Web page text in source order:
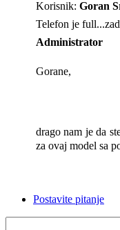
Korisnik: Goran
Telefon je
Administrator
Gorane,
drago nam je da
za ovaj model sa
Postavite pitanje